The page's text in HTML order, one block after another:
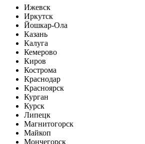
Ижевск
Иркутск
Йошкар-Ола
Казань
Калуга
Кемерово
Киров
Кострома
Краснодар
Красноярск
Курган
Курск
Липецк
Магнитогорск
Майкоп
Мончегорск